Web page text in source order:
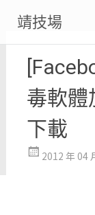
content
靖技場
毒軟體
下載
2012 年 04